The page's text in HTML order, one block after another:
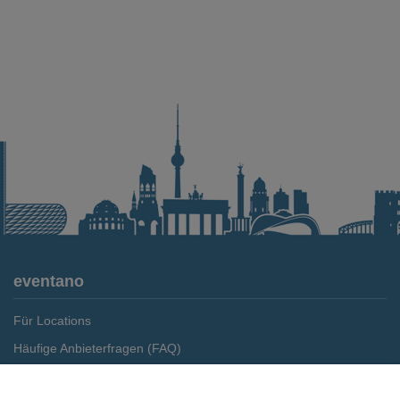
eventano
Für Locations
Häufige Anbieterfragen (FAQ)